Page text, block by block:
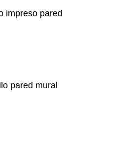
impreso pared
pared mural